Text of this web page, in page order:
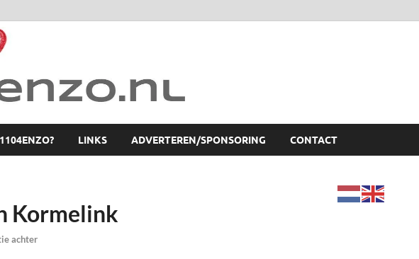
LINKS ADVERTEREN/SPONSORING CONTACT
Kormelink
achter